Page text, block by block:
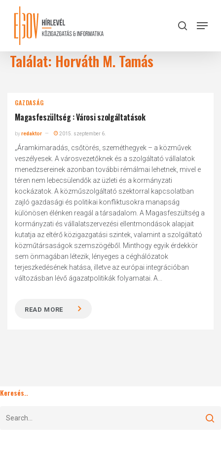
content
search
Menu
Találat: Horváth M. Tamás
GAZDASÁG
Magasfeszültség : Városi szolgáltatások
byredaktor 2015. szeptember 6.
„Áramkimaradás, csőtörés, szeméthegyek – a közművek
veszélyesek. A városvezetőknek és a szolgáltató vállalatok
menedzsereinek azonban további rémálmai lehetnek, mivel e
téren nem lebecsülendők az üzleti és a kormányzati
kockázatok. A közműszolgáltató szektorral kapcsolatban
zajló gazdasági és politikai konfliktusokra manapság
különösen élénken reagál a társadalom. A Magasfeszültség a
kormányzati és vállalatszervezési ellentmondások alapjait
kutatja az eltérő közigazgatási szintek, valamint a szolgáltató
közműtársaságok szemszögéből. Minthogy egyik érdekkör
sem önmagában létezik, lényeges a céghálózatok
terjeszkedésének hatása, illetve az európai integrációban
változásban lévő ágazatpolitikák folyamatai. A...
READ MORE
Keresés..
Close